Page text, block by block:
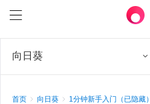
向日葵 
首页 向日葵
1分钟新手入门（已隐藏）